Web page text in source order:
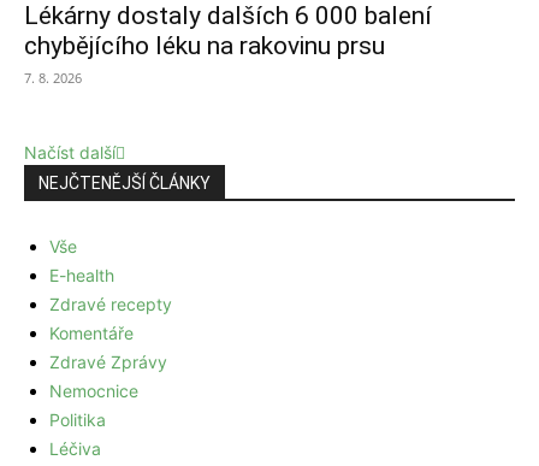
Lékárny dostaly dalších 6 000 balení
chybějícího léku na rakovinu prsu
7. 8. 2026
Načíst další
NEJČTENĚJŠÍ ČLÁNKY
Vše
E-health
Zdravé recepty
Komentáře
Zdravé Zprávy
Nemocnice
Politika
Léčiva